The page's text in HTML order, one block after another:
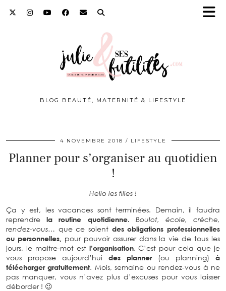
BLOG BEAUTÉ, MATERNITÉ & LIFESTYLE
4 NOVEMBRE 2018 LIFESTYLE
Planner pour s’organiser au quotidien
!
Hello les filles !
Ça y est, les vacances sont terminées. Demain, il faudra
reprendrela routine quotidienne.
Boulot, école, crèche,
rendez-vous… que ce soient des obligations professionnelles
ou personnelles, pour pouvoir assurer dans la vie de tous les
jours, le maitre-mot est l’organisation. C’est pour cela que je
vous propose aujourd’hui des planner(ou planning) à
télécharger gratuitement. Mois, semaine ou rendez-vous à ne
pas manquer, vous n’avez plus d’excuses pour vous laisser
déborder ! 😉